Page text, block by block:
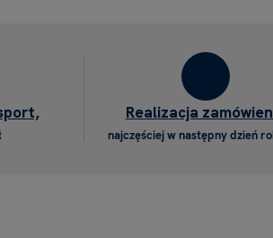
Realizacja
najczęściej w następny dzień